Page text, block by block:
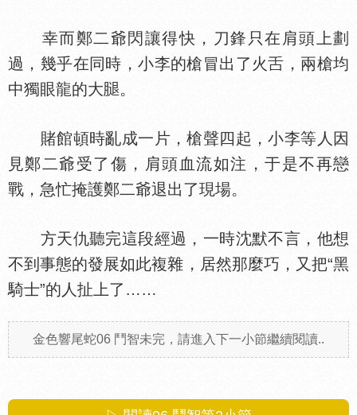
幸而鄭二爺閃讓得快，刀鋒只在肩頭上劃
過，幾乎在同時，小李的槍冒出了火
，兩槍均
中獨眼龍的大
。
賭館頓時亂成一片，槍聲四起，小李等人因
見鄭二爺受了傷，肩頭血流如注，于是不再戀
戰，急忙掩護鄭二爺退出了現場。
方天仇聽完這段經過，一時沈默不言，他想
不到事態的發展如此複雜，居然那麼巧，又把“黑
騎士”的人扯上了……
金色響尾蛇06 鬥智未完，請進入下一小節繼續閱讀..